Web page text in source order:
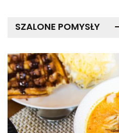
SZALONE POMYSŁY